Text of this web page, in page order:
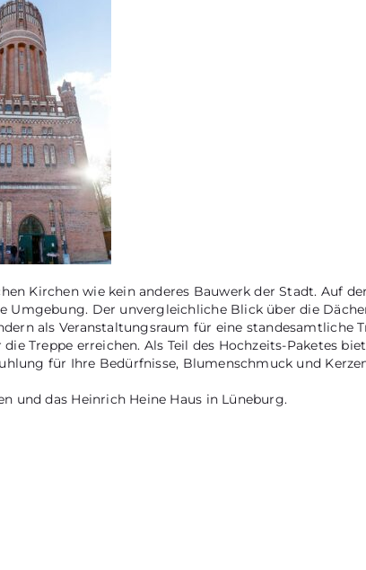
Kirchen wie kein anderes Bauwerk der Stadt. Auf
Umgebung. Der unvergleichliche Blick über die
als Veranstaltungsraum für eine standesamtliche
Treppe erreichen. Als Teil des Hochzeits-Paketes
für Ihre Bedürfnisse, Blumenschmuck und
und das Heinrich Heine Haus in Lüneburg.